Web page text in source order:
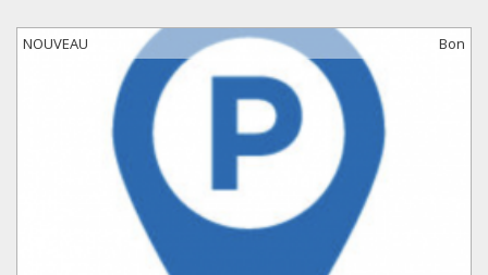
NOUVEAU Bon